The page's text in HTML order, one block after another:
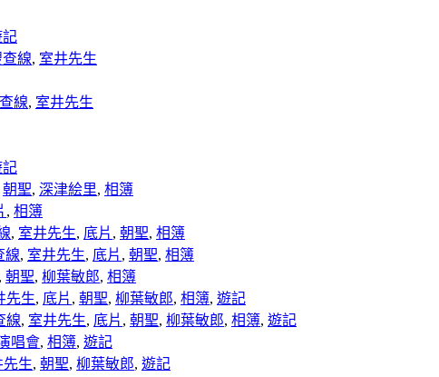
記
線, 室井先生
線, 室井先生
記
朝聖, 深津絵里, 相簿
, 相簿
, 室井先生, 底片 , 朝聖, 相簿
線, 室井先生, 底片 , 朝聖, 相簿
, 朝聖, 柳葉敏郎, 相簿
先生, 底片 , 朝聖, 柳葉敏郎, 相簿, 遊記
線, 室井先生, 底片 , 朝聖, 柳葉敏郎, 相簿, 遊記
唱會, 相簿, 遊記
先生, 朝聖, 柳葉敏郎, 遊記